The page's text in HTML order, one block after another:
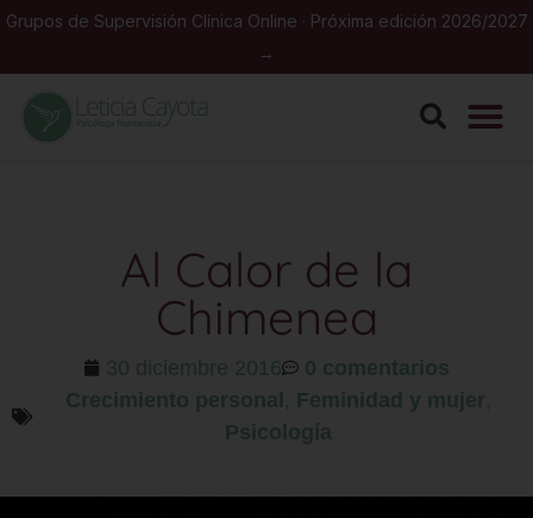
Grupos de Supervisión Clínica Online · Próxima edición 2026/2027
→
Al Calor de la
Chimenea
30 diciembre 2016
0 comentarios
Crecimiento personal , Feminidad y mujer,
Psicología